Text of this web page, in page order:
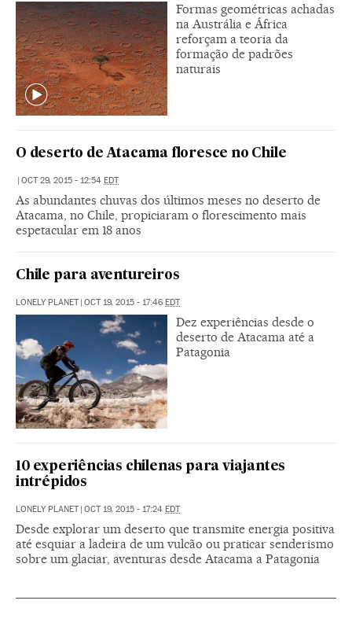
Formas geométricas achadas
na Austrália e África
reforçam a teoria da
formação de padrões
naturais
O deserto de Atacama floresce no Chile
| OCT 29, 2015 - 12:54 EDT
As abundantes chuvas dos últimos meses no deserto de
Atacama, no Chile, propiciaram o florescimento mais
espetacular em 18 anos
Chile para aventureiros
LONELY PLANET | OCT 19, 2015 - 17:46 EDT
Dez experiências desde o
deserto de Atacama até a
Patagonia
10 experiências chilenas para viajantes
intrépidos
LONELY PLANET | OCT 19, 2015 - 17:24 EDT
Desde explorar um deserto que transmite energia positiva
até esquiar a ladeira de um vulcão ou praticar senderismo
sobre um glaciar, aventuras desde Atacama a Patagonia